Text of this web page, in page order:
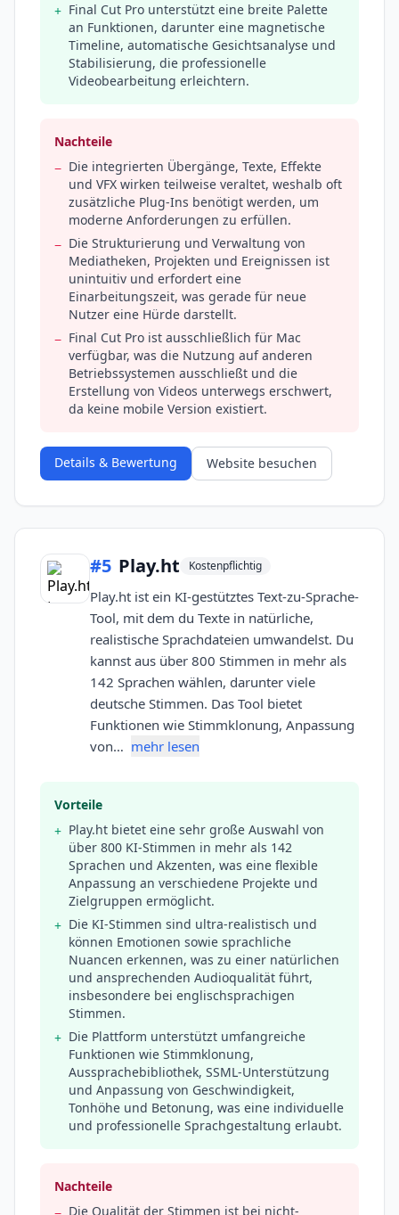
+ Final Cut Pro unterstützt eine breite Palette
an Funktionen, darunter eine magnetische
Timeline, automatische Gesichtsanalyse und
Stabilisierung, die professionelle
Videobearbeitung erleichtern.
Nachteile
− Die integrierten Übergänge, Texte, Effekte
und VFX wirken teilweise veraltet, weshalb oft
zusätzliche Plug-Ins benötigt werden, um
moderne Anforderungen zu erfüllen.
− Die Strukturierung und Verwaltung von
Mediatheken, Projekten und Ereignissen ist
unintuitiv und erfordert eine
Einarbeitungszeit, was gerade für neue
Nutzer eine Hürde darstellt.
− Final Cut Pro ist ausschließlich für Mac
verfügbar, was die Nutzung auf anderen
Betriebssystemen ausschließt und die
Erstellung von Videos unterwegs erschwert,
da keine mobile Version existiert.
Details & Bewertung Website besuchen
#5 Play.ht Kostenpflichtig
Play.ht ist ein KI-gestütztes Text-zu-Sprache-
Tool, mit dem du Texte in natürliche,
realistische Sprachdateien umwandelst. Du
kannst aus über 800 Stimmen in mehr als
142 Sprachen wählen, darunter viele
deutsche Stimmen. Das Tool bietet
Funktionen wie Stimmklonung, Anpassung
von… mehr lesen
Vorteile
+ Play.ht bietet eine sehr große Auswahl von
über 800 KI-Stimmen in mehr als 142
Sprachen und Akzenten, was eine flexible
Anpassung an verschiedene Projekte und
Zielgruppen ermöglicht.
+ Die KI-Stimmen sind ultra-realistisch und
können Emotionen sowie sprachliche
Nuancen erkennen, was zu einer natürlichen
und ansprechenden Audioqualität führt,
insbesondere bei englischsprachigen
Stimmen.
+ Die Plattform unterstützt umfangreiche
Funktionen wie Stimmklonung,
Aussprachebibliothek, SSML-Unterstützung
und Anpassung von Geschwindigkeit,
Tonhöhe und Betonung, was eine individuelle
und professionelle Sprachgestaltung erlaubt.
Nachteile
Die Qualität der Stimmen ist bei nicht-